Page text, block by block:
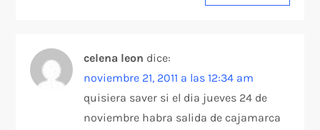
celena leon dice:
noviembre 21, 2011 a las 12:34 am
quisiera saver si el dia jueves 24 de
noviembre habra salida de cajamarca